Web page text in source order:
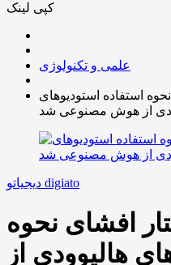
کپی لینک
علمی و تکنولوژی
استفاده استودیوهای
از هوش مصنوعی شد
دیجیاتو digiato
افشای نحوه
هالیوودی از